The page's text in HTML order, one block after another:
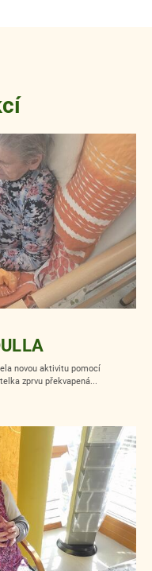
novou aktivitu pomocí
zprvu překvapená...